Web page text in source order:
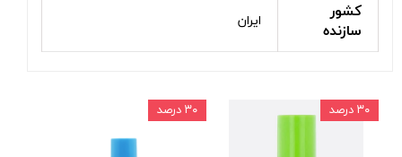
کشور
سازنده
ایران
۳۰ درصد ۳۰ درصد